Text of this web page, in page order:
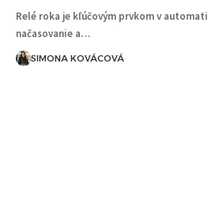
Relé roka je kľúčovým prvkom v
načasovanie a…
SIMONA KOVÁCOVÁ